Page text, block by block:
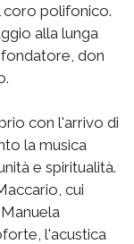
coro polifonico.
alla lunga
don
con l'arrivo di
la musica
e spiritualità.
cui
l'acustica